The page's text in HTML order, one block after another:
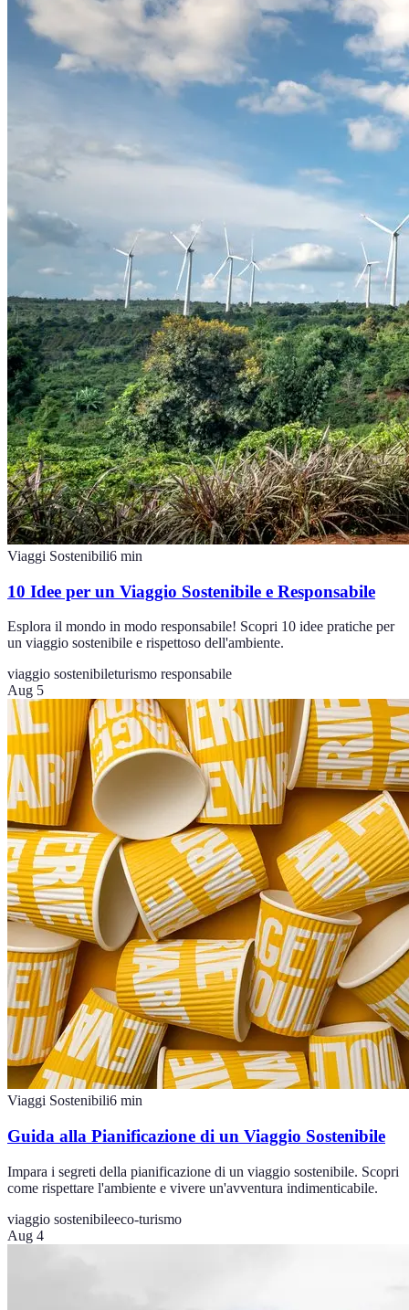
Viaggi Sostenibili6 min
10 Idee per un Viaggio Sostenibile e Responsabile
Esplora il mondo in modo responsabile! Scopri 10 idee pratiche per
un viaggio sostenibile e rispettoso dell'ambiente.
viaggio sostenibileturismo responsabile
Aug 5
Viaggi Sostenibili6 min
Guida alla Pianificazione di un Viaggio Sostenibile
Impara i segreti della pianificazione di un viaggio sostenibile. Scopri
come rispettare l'ambiente e vivere un'avventura indimenticabile.
viaggio sostenibileeco-turismo
Aug 4